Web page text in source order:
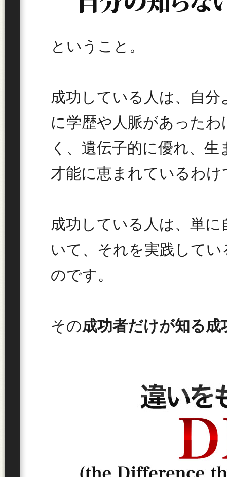
ということ。
成功している人は、自分
に学歴や人脈があったわ
く、遺伝子的に優れ、生
才能に恵まれているわ
成功している人は、単
いて、それを実践して
のです。
その成功者だけが知る成